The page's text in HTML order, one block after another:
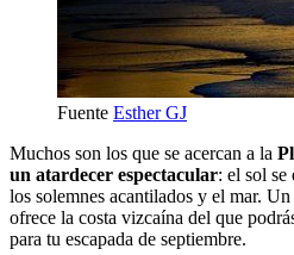
Fuente Esther GJ
Muchos son los que se acercan a la
un atardecer espectacular: el sol se
los solemnes acantilados y el mar.
ofrece la costa vizcaína del que
para tu escapada de septiembre.